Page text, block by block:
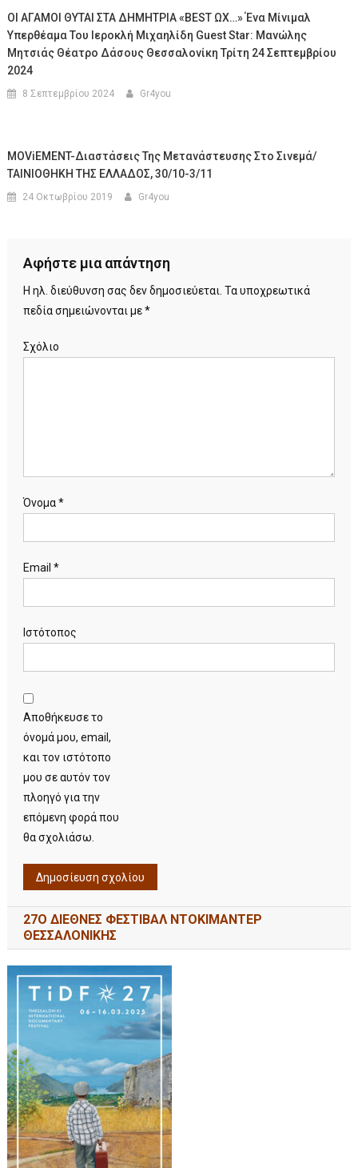
ΟΙ ΑΓΑΜΟΙ ΘΥΤΑΙ ΣΤΑ ΔΗΜΗΤΡΙΑ «BEST ΩΧ…» Ένα Μίνιμαλ
Υπερθέαμα Του Ιεροκλή Μιχαηλίδη Guest Star: Μανώλης
Μητσιάς Θέατρο Δάσους Θεσσαλονίκη Τρίτη 24 Σεπτεμβρίου
2024
8 Σεπτεμβρίου 2024 Gr4you
MOViEMENT-Διαστάσεις Της Μετανάστευσης Στο Σινεμά/
ΤΑΙΝΙΟΘΗΚΗ ΤΗΣ ΕΛΛΑΔΟΣ, 30/10-3/11
24 Οκτωβρίου 2019 Gr4you
Αφήστε μια απάντηση
Η ηλ. διεύθυνση σας δεν δημοσιεύεται. Τα υποχρεωτικά
πεδία σημειώνονται με*
Σχόλιο
Όνομα*
Email *
Ιστότοπος
Αποθήκευσε το
όνομά μου, email,
και τον ιστότοπο
μου σε αυτόν τον
πλοηγό για την
επόμενη φορά που
θα σχολιάσω.
27Ο ΔΙΕΘΝΕΣ ΦΕΣΤΙΒΑΛ ΝΤΟΚΙΜΑΝΤΕΡ
ΘΕΣΣΑΛΟΝΙΚΗΣ